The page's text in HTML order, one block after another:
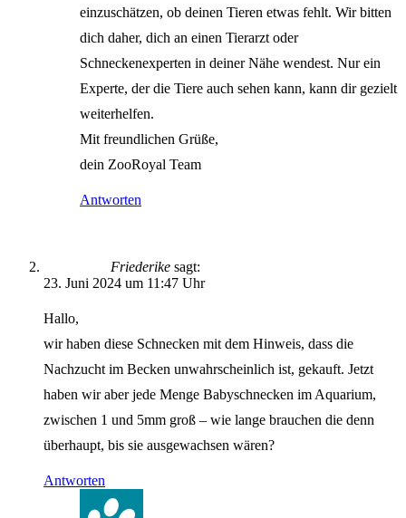
einzuschätzen, ob deinen Tieren etwas fehlt. Wir bitten
dich daher, dich an einen Tierarzt oder
Schneckenexperten in deiner Nähe wendest. Nur ein
Experte, der die Tiere auch sehen kann, kann dir gezielt
weiterhelfen.
Mit freundlichen Grüße,
dein ZooRoyal Team
Antworten
Friederike sagt:
23. Juni 2024 um 11:47 Uhr
Hallo,
wir haben diese Schnecken mit dem Hinweis, dass die
Nachzucht im Becken unwahrscheinlich ist, gekauft. Jetzt
haben wir aber jede Menge Babyschnecken im Aquarium,
zwischen 1 und 5mm groß – wie lange brauchen die denn
überhaupt, bis sie ausgewachsen wären?
Antworten